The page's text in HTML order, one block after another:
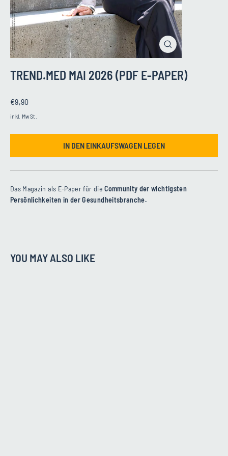
SCHLIESSEN (
ESC)
TREND.MED MAI 2026 (PDF E-PAPER)
Normaler
€9,90
inkl. MwSt.
IN DEN EINKAUFSWAGEN LEGEN
Das Magazin als E-Paper für die Community der wichtigsten
Persönlichkeiten in der Gesundheitsbranche.
YOU MAY ALSO LIKE